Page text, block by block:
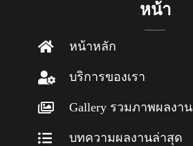
หน้า
หน้าหลัก
บริการของเรา
Gallery รวมภาพผลงาน
บทความผลงานล่าสุด